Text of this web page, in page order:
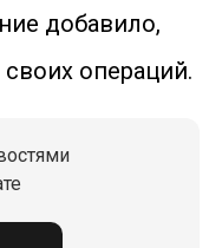
добавило,
операций.